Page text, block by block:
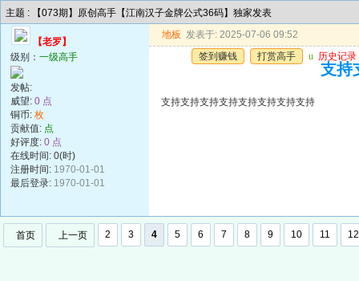
主题 : 【073期】原创高手【江南汉子金牌公式36码】独家发表
【老罗】
级别： 一级高手
发帖:
威望: 0 点
铜币: 枚
贡献值: 点
好评度: 0 点
在线时间: 0(时)
注册时间: 1970-01-01
最后登录: 1970-01-01
地板 发表于: 2025-07-06 09:52
签到赚钱
打赏高手 u 历史记录
支持
支持支持支持支持支持支持支持支持
首页 上一页 2 3 4 5 6 7 8 9 10 11 12